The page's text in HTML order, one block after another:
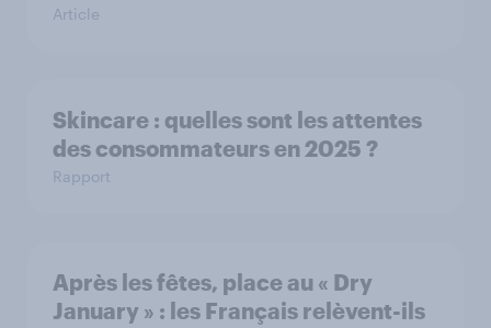
Article
Skincare : quelles sont les attentes
des consommateurs en 2025 ?
Rapport
Après les fêtes, place au « Dry
January » : les Français relèvent-ils